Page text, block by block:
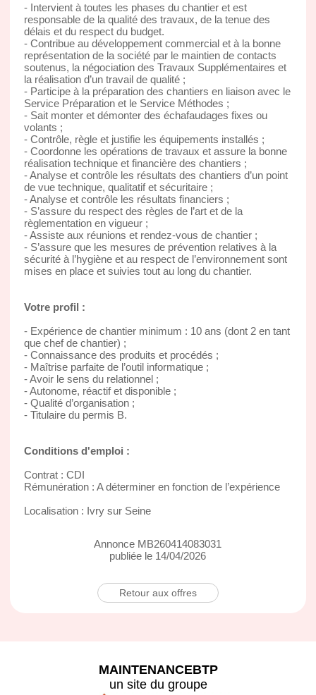
- Intervient à toutes les phases du chantier et est
responsable de la qualité des travaux, de la tenue des
délais et du respect du budget.
- Contribue au développement commercial et à la bonne
représentation de la société par le maintien de contacts
soutenus, la négociation des Travaux Supplémentaires et
la réalisation d’un travail de qualité ;
- Participe à la préparation des chantiers en liaison avec le
Service Préparation et le Service Méthodes ;
- Sait monter et démonter des échafaudages fixes ou
volants ;
- Contrôle, règle et justifie les équipements installés ;
- Coordonne les opérations de travaux et assure la bonne
réalisation technique et financière des chantiers ;
- Analyse et contrôle les résultats des chantiers d’un point
de vue technique, qualitatif et sécuritaire ;
- Analyse et contrôle les résultats financiers ;
- S’assure du respect des règles de l’art et de la
règlementation en vigueur ;
- Assiste aux réunions et rendez-vous de chantier ;
- S’assure que les mesures de prévention relatives à la
sécurité à l’hygiène et au respect de l’environnement sont
mises en place et suivies tout au long du chantier.
Votre profil :
- Expérience de chantier minimum : 10 ans (dont 2 en tant
que chef de chantier) ;
- Connaissance des produits et procédés ;
- Maîtrise parfaite de l’outil informatique ;
- Avoir le sens du relationnel ;
- Autonome, réactif et disponible ;
- Qualité d’organisation ;
- Titulaire du permis B.
Conditions d'emploi :
Contrat : CDI
Rémunération : A déterminer en fonction de l’expérience
Localisation : Ivry sur Seine
Annonce MB260414083031
publiée le 14/04/2026
Retour aux offres
MAINTENANCEBTP
un site du groupe